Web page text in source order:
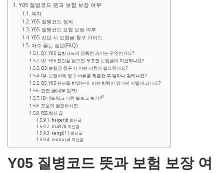
Y05 질병코드 뜻과 보험 보장 여부
목차
Y05 질병코드 정의
Y05 질병코드 보험 보장 여부
Y05 진단 시 보험금 청구 가이드
자주 묻는 질문(FAQ)
Q1: Y05 질병코드의 정확한 의미는 무엇인가요?
Q2: Y05 진단을 받으면 무조건 보험금이 지급되나요?
Q3: 보험금 청구 시 어떤 서류가 필요한가요?
Q4: 보험사에 청구 서류를 제출한 후 얼마나 걸리나요?
Q5: Y05 진단을 받았는데, 이전 병력이 있다면 어떻게 되나요?
관련 글(내부 링크)
JD 네트워크 다른 블로그 보기
도움이 필요하시면
RSS 최신 글
helperjd 최신글
k14970 최신글
kang611 최신글
rentcarjd 최신글
Y05 질병코드 뜻과 보험 보장 여